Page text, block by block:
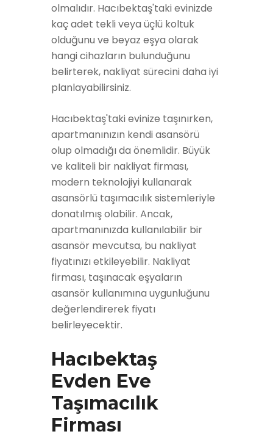
olmalıdır. Hacıbektaş'taki evinizde
kaç adet tekli veya üçlü koltuk
olduğunu ve beyaz eşya olarak
hangi cihazların bulunduğunu
belirterek, nakliyat sürecini daha iyi
planlayabilirsiniz.
Hacıbektaş'taki evinize taşınırken,
apartmanınızın kendi asansörü
olup olmadığı da önemlidir. Büyük
ve kaliteli bir nakliyat firması,
modern teknolojiyi kullanarak
asansörlü taşımacılık sistemleriyle
donatılmış olabilir. Ancak,
apartmanınızda kullanılabilir bir
asansör mevcutsa, bu nakliyat
fiyatınızı etkileyebilir. Nakliyat
firması, taşınacak eşyaların
asansör kullanımına uygunluğunu
değerlendirerek fiyatı
belirleyecektir.
Hacıbektaş
Evden Eve
Taşımacılık
Firması